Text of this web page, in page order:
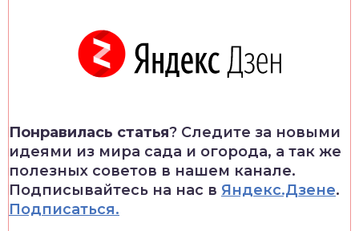
Понравилась статья? Следите за новыми
идеями из мира сада и огорода, а так же
полезных советов в нашем канале.
Подписывайтесь на нас в Яндекс.Дзене.
Подписаться.